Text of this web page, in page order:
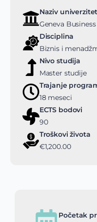
Naziv
Geneva
Disciplina
Biznis i
Nivo studija
Master studije
Trajanje
18 meseci
ECTS bodovi
90
Troškovi života
€1,200.00
Početak